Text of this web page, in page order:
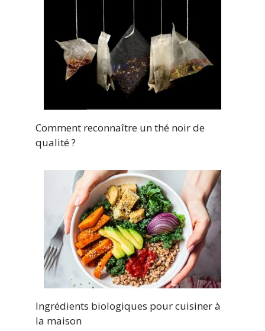
Comment reconnaître un thé noir de
qualité ?
Ingrédients biologiques pour cuisiner à
la maison